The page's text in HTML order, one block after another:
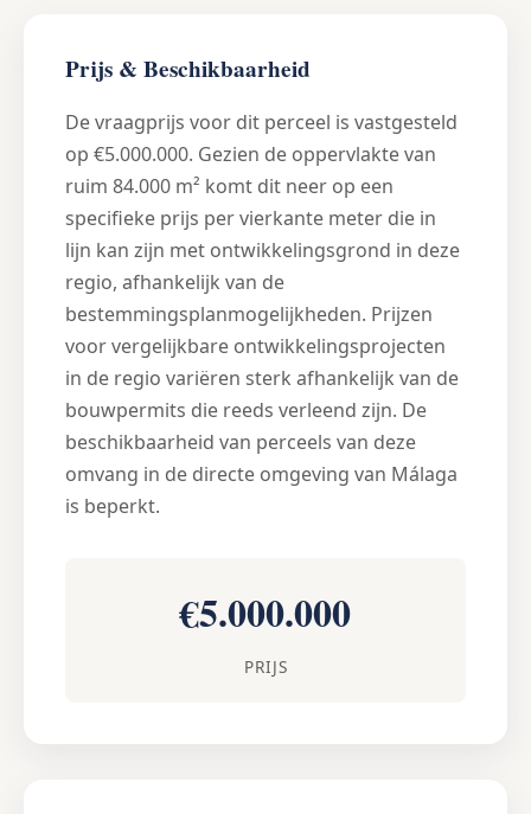
Prijs & Beschikbaarheid
De vraagprijs voor dit perceel is vastgesteld
op €5.000.000. Gezien de oppervlakte van
ruim 84.000 m² komt dit neer op een
specifieke prijs per vierkante meter die in
lijn kan zijn met ontwikkelingsgrond in deze
regio, afhankelijk van de
bestemmingsplanmogelijkheden. Prijzen
voor vergelijkbare ontwikkelingsprojecten
in de regio variëren sterk afhankelijk van de
bouwpermits die reeds verleend zijn. De
beschikbaarheid van perceels van deze
omvang in de directe omgeving van Málaga
is beperkt.
€5.000.000
PRIJS